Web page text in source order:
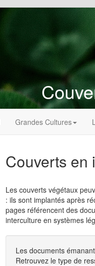
Grandes Cultures
Couverts en
Les couverts végétaux
: ils sont implantés après
pages référencent des
interculture en systèmes
Les documents
Retrouvez le type de